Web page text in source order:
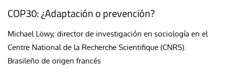
COP30: ¿Adaptación o prevención?
Michael Löwy, director de investigación en sociología en el
Centre National de la Recherche Scientifique (CNRS).
Brasileño de origen francés